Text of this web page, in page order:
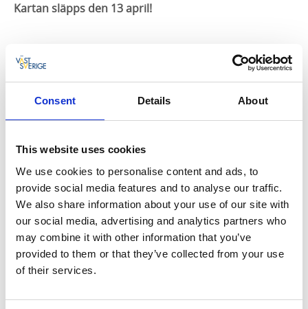
Consent Details About
This website uses cookies
We use cookies to personalise content and ads, to
provide social media features and to analyse our traffic.
We also share information about your use of our site with
our social media, advertising and analytics partners who
may combine it with other information that you’ve
provided to them or that they’ve collected from your use
of their services.
Kartan släpps den 13 april!
MÅN TIS TORS LÖR SÖN
4 6
10 11 12 13 14 15 16
17 18 19 20 21 22 23
24 25 26 27 28 29 30